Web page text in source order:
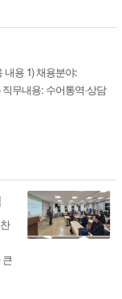
내용 1) 채용분야:
무내용: 수어통역·상담